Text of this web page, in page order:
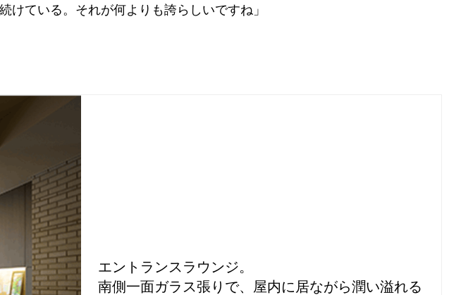
ている。それが何よりも誇らしいですね」
エントランスラウンジ。
南側一面ガラス張りで、屋内に居ながら潤い溢れる